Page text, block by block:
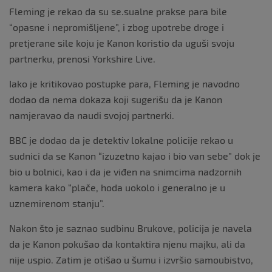
Fleming je rekao da su se.sualne prakse para bile
“opasne i nepromišljene”, i zbog upotrebe droge i
pretjerane sile koju je Kanon koristio da uguši svoju
partnerku, prenosi Yorkshire Live.
Iako je kritikovao postupke para, Fleming je navodno
dodao da nema dokaza koji sugerišu da je Kanon
namjeravao da naudi svojoj partnerki.
BBC je dodao da je detektiv lokalne policije rekao u
sudnici da se Kanon “izuzetno kajao i bio van sebe” dok je
bio u bolnici, kao i da je viđen na snimcima nadzornih
kamera kako “plače, hoda uokolo i generalno je u
uznemirenom stanju”.
Nakon što je saznao sudbinu Brukove, policija je navela
da je Kanon pokušao da kontaktira njenu majku, ali da
nije uspio. Zatim je otišao u šumu i izvršio samoubistvo,